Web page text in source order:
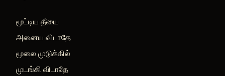
மூட்டிய தீயை
அனைய விடாதே
மூலை முடுக்கில்
முடங்கி விடாதே